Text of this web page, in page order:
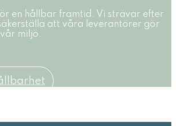
en hållbar framtid. Vi strävar efter
att våra leverantörer gör
miljö.